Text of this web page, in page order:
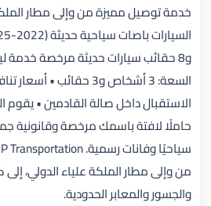
خدمة توصيل مميزة من وإلى مطار
السعة: 3 أشخاص و3 حقائب
الاستقبال داخل صالة القادمين • يقوم
حاملًا لافتة باسمك مرخصة وقانونية
من وإلى مطار الملكة علياء الدولي، إلى
والجسور والمعابر الحدودية.